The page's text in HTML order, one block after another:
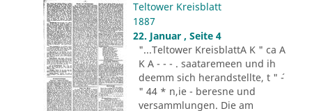
Teltower Kreisblatt
1887
22. Januar , Seite 4
"...Teltower KreisblattA K " ca A
K A - - - . saataremeen und ih
deemm sich herandstellte, t " ´-
" 44 * n,ie - beresne und
versammlungen. Die am